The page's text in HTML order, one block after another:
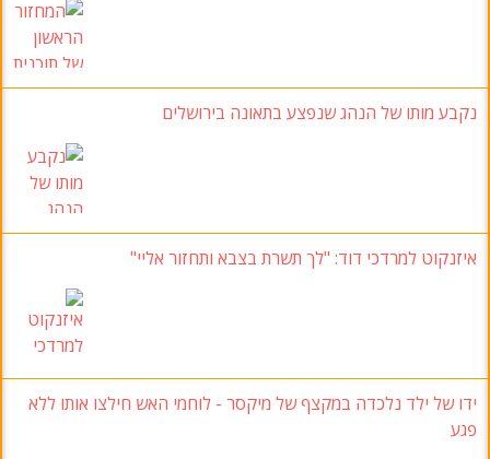
נקבע מותו של הנהג שנפצע בתאונה בירושלים
איזנקוט למרדכי דוד: "לך תשרת בצבא ותחזור אליי"
ידו של ילד נלכדה במקצף של מיקסר - לוחמי האש חילצו אותו ללא
פגע